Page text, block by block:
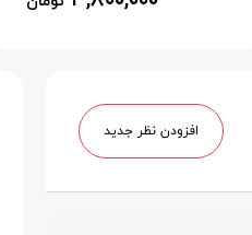
افزودن نظر جدید